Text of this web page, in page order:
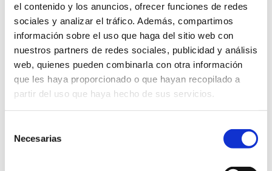
el contenido y los anuncios, ofrecer funciones de redes
sociales y analizar el tráfico. Además, compartimos
información sobre el uso que haga del sitio web con
nuestros partners de redes sociales, publicidad y análisis
web, quienes pueden combinarla con otra información
que les haya proporcionado o que hayan recopilado a
partir del uso que haya hecho de sus servicios.
Necesarias
Entrada libre
De lunes a viernes de 11 a 14 y de 17 a 21 h.
Sábados de junio de 10 a 13:30h. En agosto
cerrado por las tardes.